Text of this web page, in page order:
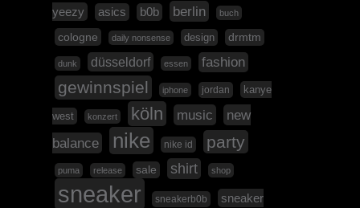
yeezy
asics b0b berlin buch
cologne daily nonsense design drmtm
dunk düsseldorf essen fashion
gewinnspiel iphone jordan kanye
west konzert köln music
new
balance
nike nike id party
puma release sale shirt shop
sneaker sneakerb0b
sneaker